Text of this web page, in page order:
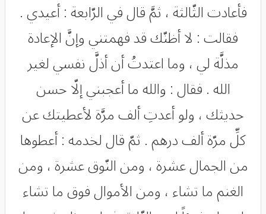
فأعادت الثّالثة ، ثمَّ قال في الرّابعة : أعيدي .
فقالت : لا أظنّك قد فهمتني وإنَّ الإعادة
مذلَّة لي ، وما اعتدتُ أن أذلَّ نفسي لغير
الله . فقال : والله ما أعجبني إلّا حسن
حديثك ، ولو أعدتِ ألف مرَّة لأعطيتك عن
كلِّ مرّة ألف درهم . ثمّ قال لخدمه : أعطوها
من الجمال عشرة ، ومن النّوق عشرة ، ومن
الغنم ما تشاء ، ومن الأموال فوق ما تشاء